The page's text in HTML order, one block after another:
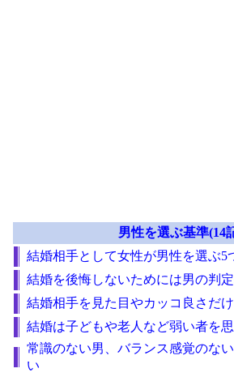
男性を選ぶ基準(14
結婚相手として女性が男性を選ぶ5
結婚を後悔しないためには男の判
結婚相手を見た目やカッコ良さだ
結婚は子どもや老人など弱い者を
常識のない男、バランス感覚のな
い